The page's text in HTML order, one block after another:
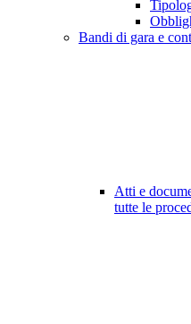
Bandi di gara e
Atti e
tutte le